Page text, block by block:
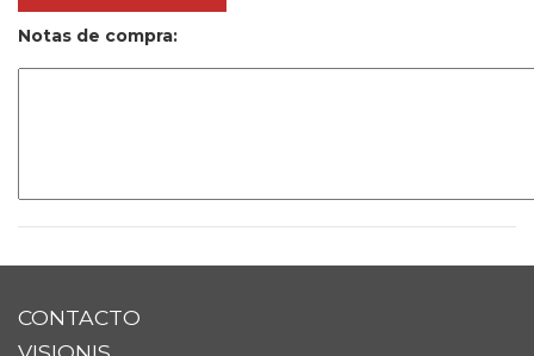
Notas de compra:
CONTACTO